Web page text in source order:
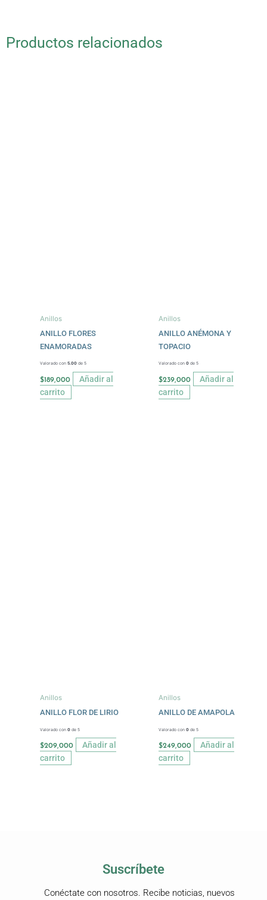
Productos relacionados
Anillos
ANILLO FLORES
ENAMORADAS
Valorado con5.00 de 5
$189,000
Añadir al
carrito
Anillos
ANILLO ANÉMONA Y
TOPACIO
Valorado con 0de 5
$239,000
Añadir al
carrito
Anillos
ANILLO FLOR DE LIRIO
Valorado con0 de 5
$209,000
Añadir al
carrito
Anillos
ANILLO DE AMAPOLA
Valorado con 0de 5
$249,000
Añadir al
carrito
Suscríbete
Conéctate con nosotros. Recibe noticias, nuevos